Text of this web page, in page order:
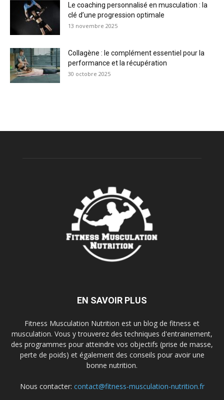
Le coaching personnalisé en musculation : la
clé d’une progression optimale
13 novembre 2025
Collagène : le complément essentiel pour la
performance et la récupération
30 octobre 2025
EN SAVOIR PLUS
Fitness Musculation Nutrition est un blog de fitness et
musculation. Vous y trouverez des techniques d'entrainement,
des programmes pour atteindre vos objectifs (prise de masse,
perte de poids) et également des conseils pour avoir une
bonne nutrition.
Nous contacter: contact@fitness-musculation-nutrition.fr